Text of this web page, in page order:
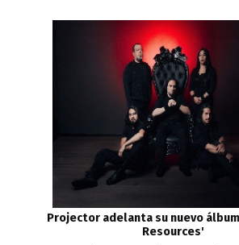
Projector adelanta su nuevo
Resources'